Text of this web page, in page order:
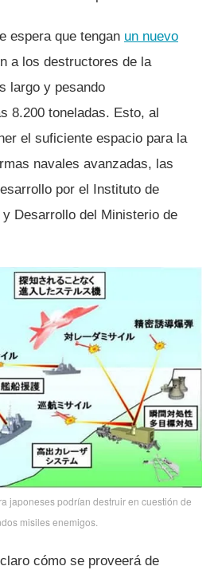
espera que tengan un nuevo
a los destructores de la
largo y pesando
8.200 toneladas. Esto, al
el suficiente espacio para la
navales avanzadas, las
por el Instituto de
Desarrollo del Ministerio de
japoneses podrí­an destruir en cuestión de
misiles enemigos.
cómo se proveerá de